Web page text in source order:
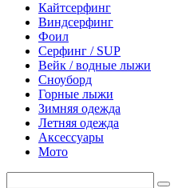
Кайтсерфинг
Виндсерфинг
Фоил
Серфинг / SUP
Вейк / водные лыжи
Сноуборд
Горные лыжи
Зимняя одежда
Летняя одежда
Аксессуары
Мото